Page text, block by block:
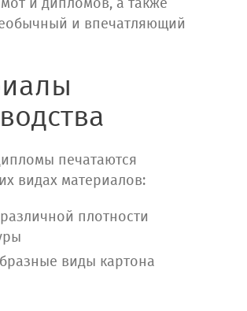
и впечатляющий
печатаются
видах материалов:
плотности
виды картона